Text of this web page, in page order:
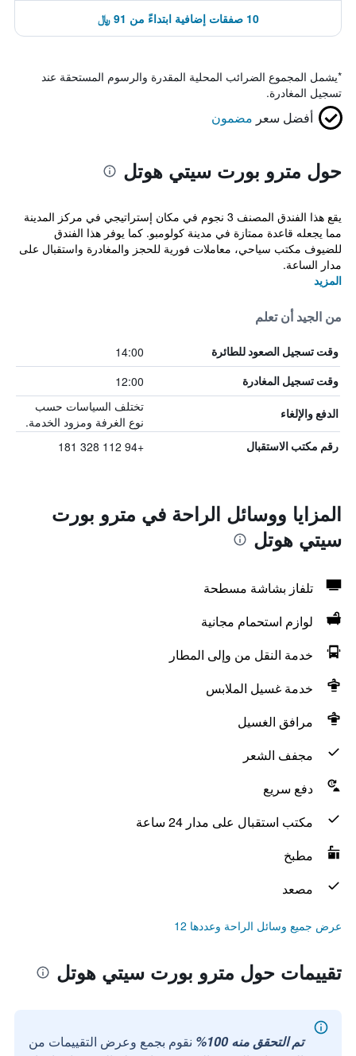
10 صفقات إضافية ابتداءً من 91 ﷼
*يشمل المجموع الضرائب المحلية المقدرة والرسوم المستحقة عند
تسجيل المغادرة.
أفضل سعر مضمون
حول مترو بورت سيتي هوتل
يقع هذا الفندق المصنف 3 نجوم في مكان إستراتيجي في مركز المدينة
مما يجعله قاعدة ممتازة في مدينة كولومبو. كما يوفر هذا الفندق
للضيوف مكتب سياحي، معاملات فورية للحجز والمغادرة واستقبال على
مدار الساعة.
المزيد
من الجيد أن تعلم
وقت تسجيل الصعود للطائرة 14:00
وقت تسجيل المغادرة 12:00
الدفع والإلغاء
تختلف السياسات حسب
نوع الغرفة ومزود الخدمة.
رقم مكتب الاستقبال +94 112 328 181
المزايا ووسائل الراحة في مترو بورت
سيتي هوتل
تلفاز بشاشة مسطحة
لوازم استحمام مجانية
خدمة النقل من وإلى المطار
خدمة غسيل الملابس
مرافق الغسيل
مجفف الشعر
دفع سريع
مكتب استقبال على مدار 24 ساعة
مطبخ
مصعد
عرض جميع وسائل الراحة وعددها 12
تقييمات حول مترو بورت سيتي هوتل
تم التحقق منه 100%
نقوم بجمع وعرض التقييمات من